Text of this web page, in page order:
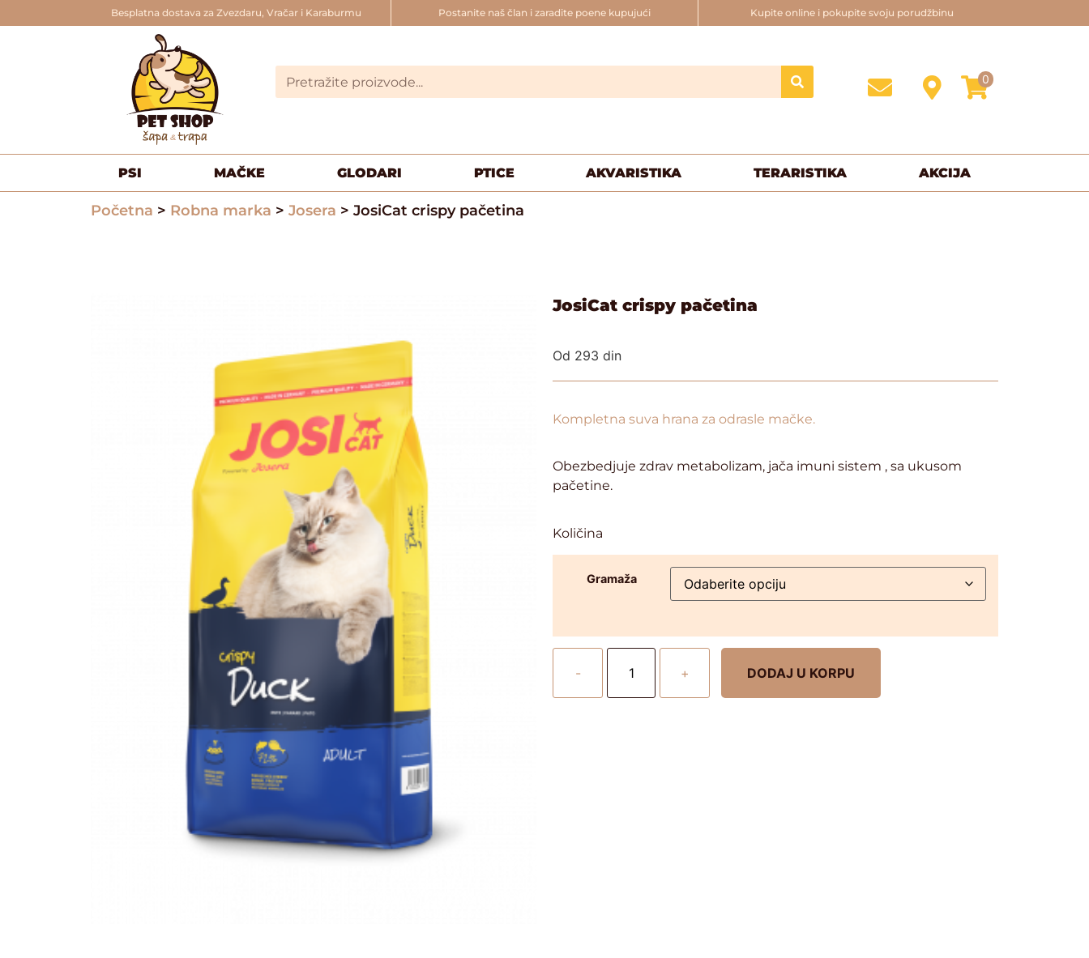
Besplatna dostava za Zvezdaru, Vračar i Karaburmu Postanite naš član i zaradite poene kupujući Kupite online i pokupite svoju porudžbinu
0
PSI MAČKE GLODARI PTICE AKVARISTIKA TERARISTIKA AKCIJA
Početna > Robna marka > Josera > JosiCat crispy pačetina
JosiCat crispy pačetina
Od 293 din
Kompletna suva hrana za odrasle mačke.
Obezbedjuje zdrav metabolizam, jača imuni sistem , sa ukusom
pačetine.
Količina
Gramaža
- + DODAJ U KORPU